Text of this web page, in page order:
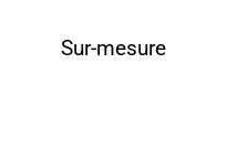
Sur-mesure